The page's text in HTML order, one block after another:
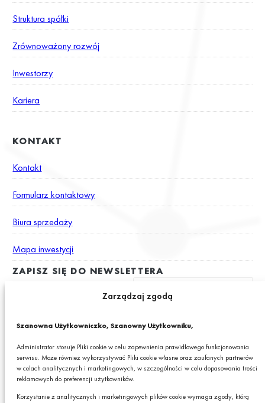
Zarządzaj zgodą
Szanowna Użytkowniczko, Szanowny Użytkowniku,
Administrator stosuje Pliki cookie w celu zapewnienia prawidłowego funkcjonowania
serwisu. Może również wykorzystywać Pliki cookie własne oraz zaufanych partnerów
w celach analitycznych i marketingowych, w szczególności w celu dopasowania treści
reklamowych do preferencji użytkowników.
Korzystanie z analitycznych i marketingowych plików cookie wymaga zgody, którą
Struktura spółki
Zrównoważony rozwój
Inwestorzy
Kariera
KONTAKT
Kontakt
Formularz kontaktowy
Biura sprzedaży
Mapa inwestycji
ZAPISZ SIĘ DO NEWSLETTERA
adres e-mail newslettera z informacjami o ciekawych promocjach,
produktach lub usługach GRANIT S.A.*
* Pola obowiązkowe
Podając swój adres e-mail wyrażasz zgodę na otrzymywanie drogą elektroniczną,
produktach lub usługach GRANIT S.A. oraz zgodę na przetwarzanie przez GRANIT